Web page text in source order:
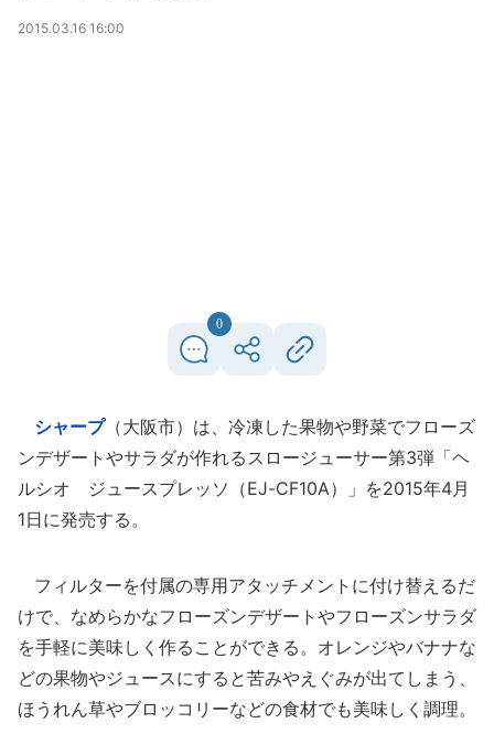
2015.03.16 16:00
0
シャープ（大阪市）は、冷凍した果物や野菜でフローズ
ンデザートやサラダが作れるスロージューサー第3弾「ヘ
ルシオ ジュースプレッソ（EJ-CF10A）」を2015年4月
1日に発売する。
フィルターを付属の専用アタッチメントに付け替えるだ
けで、なめらかなフローズンデザートやフローズンサラダ
を手軽に美味しく作ることができる。オレンジやバナナな
どの果物やジュースにすると苦みやえぐみが出てしまう、
ほうれん草やブロッコリーなどの食材でも美味しく調理。